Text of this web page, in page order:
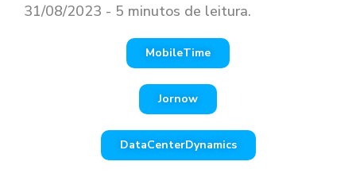
31/08/2023 - 5 minutos de leitura.
MobileTime
Jornow
DataCenterDynamics